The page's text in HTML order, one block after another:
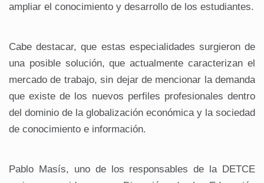
ampliar el conocimiento y desarrollo de los estudiantes.
Cabe destacar, que estas especialidades surgieron de
una posible solución, que actualmente caracterizan el
mercado de trabajo, sin dejar de mencionar la demanda
que existe de los nuevos perfiles profesionales dentro
del dominio de la globalización económica y la sociedad
de conocimiento e información.
Pablo Masís, uno de los responsables de la DETCE